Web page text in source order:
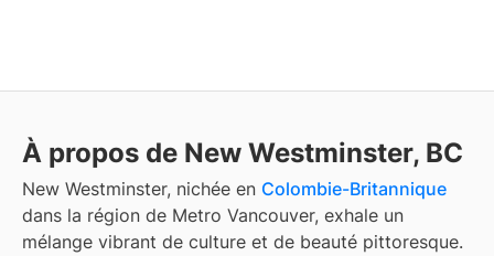
À propos de New Westminster, BC
New Westminster, nichée en Colombie-Britannique
dans la région de Metro Vancouver, exhale un
mélange vibrant de culture et de beauté pittoresque.